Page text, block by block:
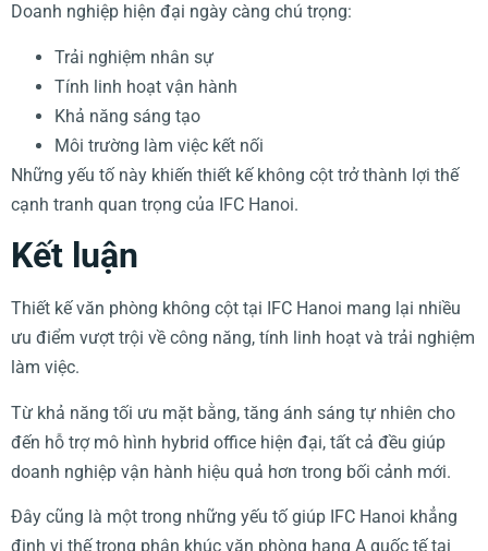
Doanh nghiệp hiện đại ngày càng chú trọng:
Trải nghiệm nhân sự
Tính linh hoạt vận hành
Khả năng sáng tạo
Môi trường làm việc kết nối
Những yếu tố này khiến thiết kế không cột trở thành lợi thế
cạnh tranh quan trọng của IFC Hanoi.
Kết luận
Thiết kế văn phòng không cột tại IFC Hanoi mang lại nhiều
ưu điểm vượt trội về công năng, tính linh hoạt và trải nghiệm
làm việc.
Từ khả năng tối ưu mặt bằng, tăng ánh sáng tự nhiên cho
đến hỗ trợ mô hình hybrid office hiện đại, tất cả đều giúp
doanh nghiệp vận hành hiệu quả hơn trong bối cảnh mới.
Đây cũng là một trong những yếu tố giúp IFC Hanoi khẳng
định vị thế trong phân khúc văn phòng hạng A quốc tế tại